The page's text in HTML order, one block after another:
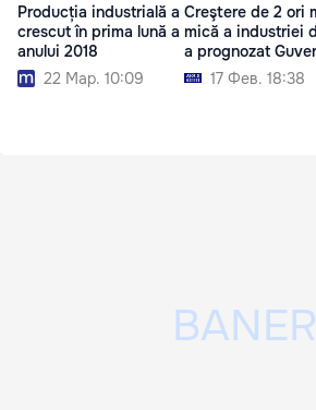
Producția industrială a
crescut în prima lună a
anului 2018
22 Мар. 10:09
Creştere de 2 ori
mică a industriei
a prognozat
17 Фев. 18:38